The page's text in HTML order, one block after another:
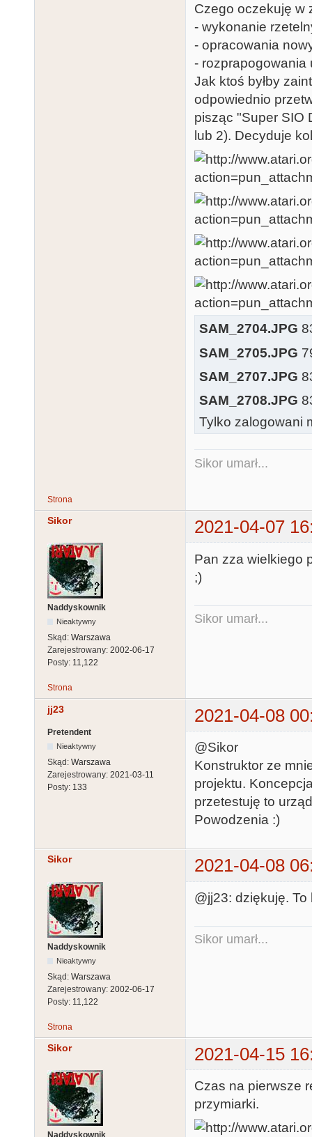
Czego oczekuję w
- wykonanie
- opracowania
- rozprapogowania
Jak ktoś byłby
odpowiednio
pisząc "Super SIO
lub 2). Decyduje
SAM_2704.JPG
SAM_2705.JPG
SAM_2707.JPG
SAM_2708.JPG
Tylko zalogowani
Sikor umarł...
Strona
Sikor 2021-04-07
Naddyskownik
Nieaktywny
Skąd: Warszawa
Zarejestrowany: 2002-06-17
Posty: 11,122
Pan zza wielkiego
;)
Sikor umarł...
Strona
jj23 2021-04-08
Pretendent
Nieaktywny
Skąd: Warszawa
Zarejestrowany: 2021-03-11
Posty: 133
@Sikor
Konstruktor ze
projektu.
przetestuję to
Powodzenia :)
Sikor 2021-04-08
Naddyskownik
Nieaktywny
Skąd: Warszawa
Zarejestrowany: 2002-06-17
Posty: 11,122
@jj23: dziękuję.
Sikor umarł...
Strona
Sikor 2021-04-15
Naddyskownik
Czas na pierwsze
przymiarki.